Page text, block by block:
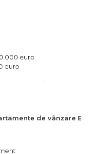
de vânzare
euro
euro
in comun STB –
: gradinite, scoli,
Leroy Merlin.
la toate utilitatile